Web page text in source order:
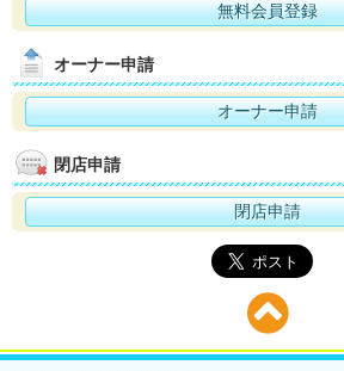
無料会員登録
オーナー申請
オーナー申請
閉店申請
閉店申請